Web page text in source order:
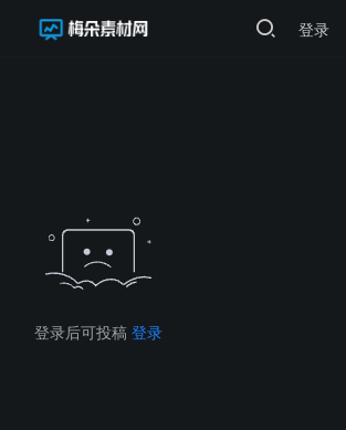
登录
登录后可投稿 登录